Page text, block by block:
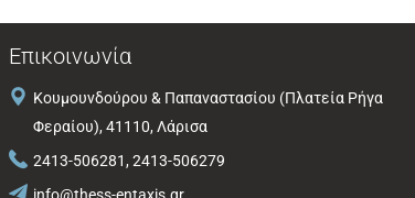
Επικοινωνία
Κουμουνδούρου & Παπαναστασίου (Πλατεία Ρήγα
Φεραίου), 41110, Λάρισα
2413-506281, 2413-506279